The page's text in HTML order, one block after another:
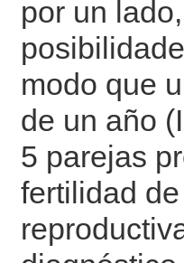
por un
modo que
de un año
5 parejas
fertilidad